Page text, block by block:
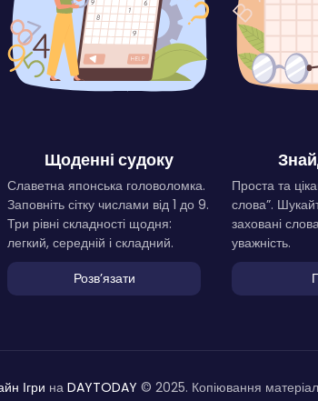
Щоденні судоку
Славетна японська головоломка.
Заповніть сітку числами від 1 до 9.
Три рівні складності щодня:
легкий, середній і складний.
Розвʼязати
Проста та
слова”.
заховані
уважність.
Ігри на DAYTODAY © 2025. Копіювання